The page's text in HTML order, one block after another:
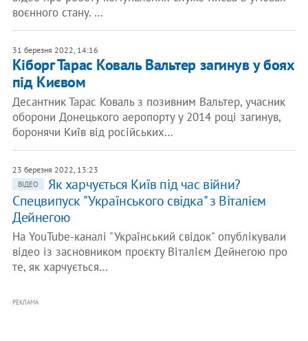
воєнного стану. …
31 березня 2022, 14:16
Кіборг Тарас Коваль Вальтер загинув у боях
під Києвом
Десантник Тарас Коваль з позивним Вальтер, учасник
оборони Донецького аеропорту у 2014 році загинув,
боронячи Київ від російських…
23 березня 2022, 13:23
ВІДЕО
Як харчується Київ під час війни?
Спецвипуск "Українського свідка" з Віталієм
Дейнегою
На YouTube-каналі "Український свідок" опублікували
відео із засновником проєкту Віталієм Дейнегою про
те, як харчується…
РЕКЛАМА